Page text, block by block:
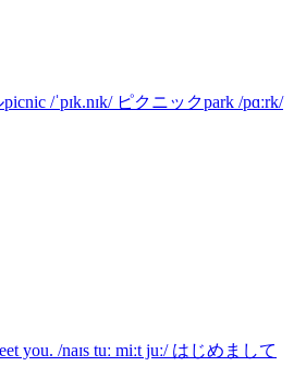
/ˈpɪk.nɪk/ ピクニックpark /pɑːrk/
/naɪs tuː miːt juː/ はじめまして